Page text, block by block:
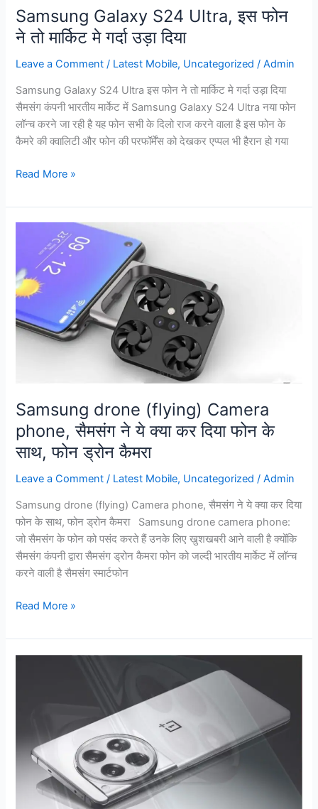
Samsung Galaxy S24 Ultra, इस फोन
ने तो मार्किट मे गर्दा उड़ा दिया
Leave a Comment / Latest Mobile, Uncategorized /Admin
Samsung Galaxy S24 Ultra इस फोन ने तो मार्किट मे गर्दा उड़ा दिया
सैमसंग कंपनी भारतीय मार्केट में Samsung Galaxy S24 Ultra नया फोन
लॉन्च करने जा रही है यह फोन सभी के दिलो राज करने वाला है इस फोन के
कैमरे की क्वालिटी और फोन की परफॉर्मेंस को देखकर एप्पल भी हैरान हो गया
गर्दा
उड़ा
दिया
Read More »
Samsung drone (flying) Camera
phone, सैमसंग ने ये क्या कर दिया फोन के
साथ, फोन ड्रोन कैमरा
Leave a Comment / Latest Mobile, Uncategorized /Admin
Samsung drone (flying) Camera phone, सैमसंग ने ये क्या कर दिया
फोन के साथ, फोन ड्रोन कैमरा Samsung drone camera phone:
जो सैमसंग के फोन को पसंद करते हैं उनके लिए खुशखबरी आने वाली है क्योंकि
सैमसंग कंपनी द्वारा सैमसंग ड्रोन कैमरा फोन को जल्दी भारतीय मार्केट में लॉन्च
करने वाली है सैमसंग स्मार्टफोन
Samsung
drone
(flying)
Camera
phone,
सैमसंग
ने
दिया
फोन
के
साथ,
ड्रोन
कैमरा
Read More »
फ़ोन